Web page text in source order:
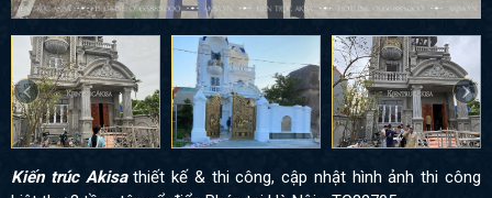
Kiến trúc Akisathiết kế & thi công, cập nhật hình ảnh thi công